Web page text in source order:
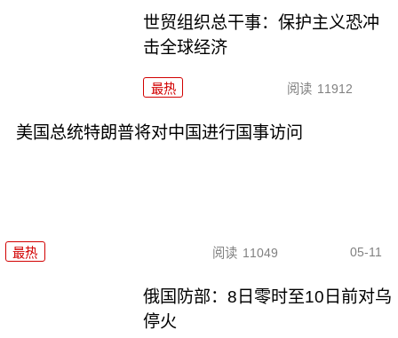
世贸组织总干事：保护主义恐冲
击全球经济
最热 阅读 11912
美国总统特朗普将对中国进行国事访问
最热 阅读 11049 05-11
俄国防部：8日零时至10日前对乌
停火